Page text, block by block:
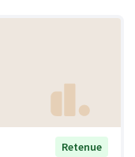
Retenue